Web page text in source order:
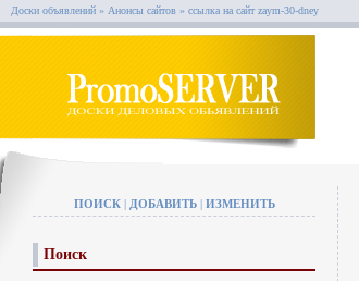
Доски объявлений » Анонсы сайтов » ссылка на сайт zaym-30-dney
ПОИСК| ДОБАВИТЬ| ИЗМЕНИТЬ
Поиск